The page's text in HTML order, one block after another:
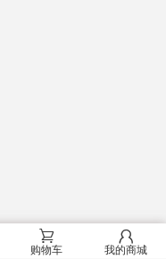
󰂟
购物车
󰂢
我的商城